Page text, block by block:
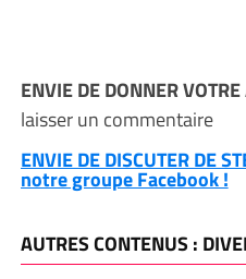
ENVIE DE DONNER
laisser un commentaire
ENVIE DE DISCUTER DE
notre groupe Facebook !
AUTRES CONTENUS :